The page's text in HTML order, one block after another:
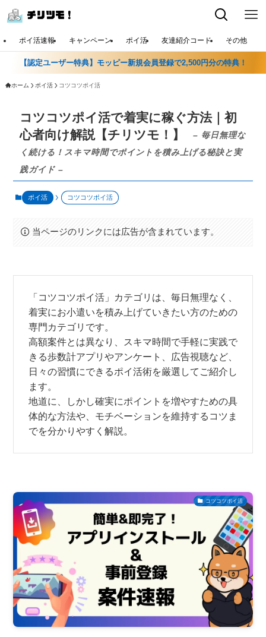
ポイ活速報 キャンペーン ポイ活 友達紹介コード その他
【認定ユーザー特典】モッピー新規会員登録で2,500円分の特典！
ホーム ポイ活 コツコツポイ活
コツコツポイ活で着実に稼ぐ方法｜初
心者向け解説【チリツモ！】
– 毎日無理な
く続ける！スキマ時間でポイントを積み上げる秘訣と実
践ガイド –
ポイ活 コツコツポイ活
当ページのリンクには広告が含まれています。
「コツコツポイ活」カテゴリは、毎日無理なく、
着実にお小遣いを積み上げていきたい方のための
専門カテゴリです。
高額案件とは異なり、スキマ時間で手軽に実践で
きる歩数計アプリやアンケート、広告視聴など、
日々の習慣にできるポイ活術を厳選してご紹介し
ます。
地道に、しかし確実にポイントを増やすための具
体的な方法や、モチベーションを維持するコツま
でを分かりやすく解説。
コツコツポイ活